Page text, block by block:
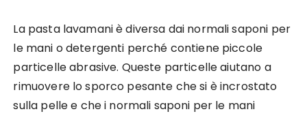
La pasta lavamani è diversa dai normali saponi per
le mani o detergenti perché contiene piccole
particelle abrasive. Queste particelle aiutano a
rimuovere lo sporco pesante che si è incrostato
sulla pelle e che i normali saponi per le mani